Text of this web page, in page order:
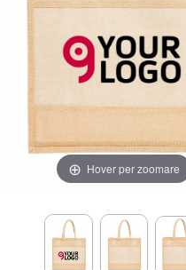
Hover per zoomare